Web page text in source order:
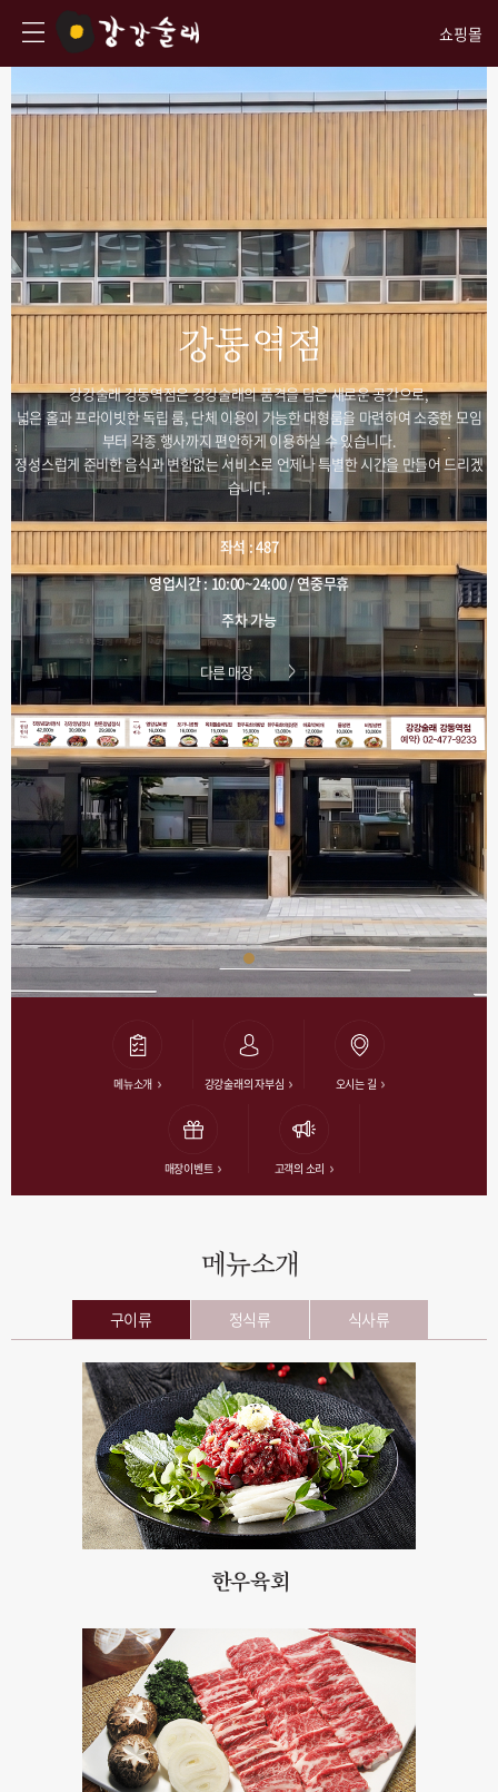
쇼핑몰
강동역점
강강술래 강동역점은 강강술래의 품격을 담은 새로운 공간으로,
넓은 홀과 프라이빗한 독립 룸, 단체 이용이 가능한 대형룸을 마련하여 소중한 모임
부터 각종 행사까지 편안하게 이용하실 수 있습니다.
정성스럽게 준비한 음식과 변함없는 서비스로 언제나 특별한 시간을 만들어 드리겠
습니다.
좌석 : 487
영업시간 : 10:00~24:00 / 연중무휴
주차 가능
다른 매장
메뉴소개 강강술래의 자부심 오시는 길
매장이벤트 고객의 소리
메뉴소개
구이류 정식류 식사류
한우육회